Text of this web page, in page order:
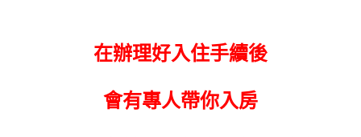
在辦理好入住手續後
會有專人帶你入房